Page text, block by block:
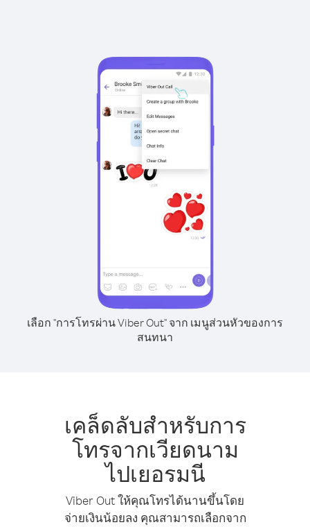
เลือก "การโทรผ่าน Viber Out" จาก เมนูส่วนหัวของการ
สนทนา
เคล็ดลับสำหรับการ
โทรจากเวียดนาม
ไปเยอรมนี
Viber Out ให้คุณโทรได้นานขึ้นโดย
จ่ายเงินน้อยลง คุณสามารถเลือกจาก